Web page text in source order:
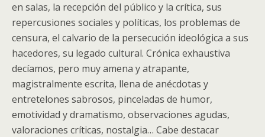
en salas, la recepción del público y la crítica, sus
repercusiones sociales y políticas, los problemas de
censura, el calvario de la persecución ideológica a sus
hacedores, su legado cultural. Crónica exhaustiva
decíamos, pero muy amena y atrapante,
magistralmente escrita, llena de anécdotas y
entretelones sabrosos, pinceladas de humor,
emotividad y dramatismo, observaciones agudas,
valoraciones críticas, nostalgia… Cabe destacar